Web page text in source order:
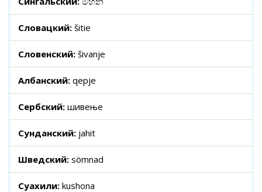
Словацкий: šitie
Словенский: šivanje
Албанский: qepje
Сербский: шивење
Сунданский: jahit
Шведский: sömnad
Суахили: kushona